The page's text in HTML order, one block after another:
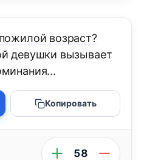
возраст?
девушки вызывает
Копировать
58